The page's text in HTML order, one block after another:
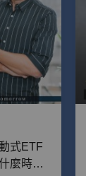
式ETF
麼時候